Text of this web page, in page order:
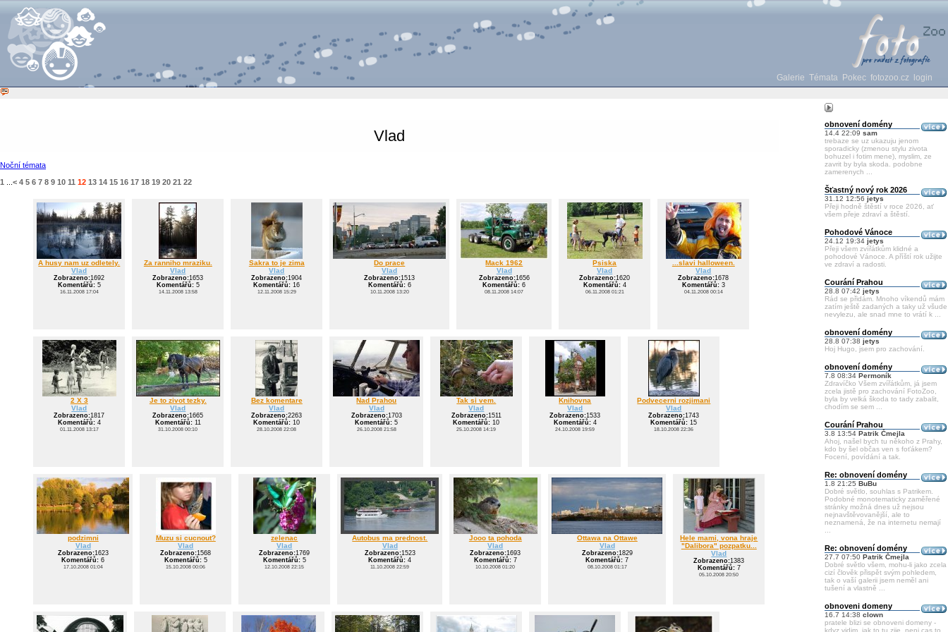
Galerie Témata Pokec fotozoo.cz login
obnovení domény
14.4 22:09 sam
trebaze se uz ukazuju jenom
sporadicky (zmenou stylu zivota
bohuzel i fotim mene), myslim, ze
zavrit by byla skoda. podobne
zamerenych ...
Šťastný nový rok 2026
31.12 12:56 jetys
Přeji hodně štěstí v roce 2026, ať
všem přeje zdraví a štěstí.
Pohodové Vánoce
24.12 19:34 jetys
Přeji všem zvířátkům klidné a
pohodové Vánoce. A příští rok užijte
ve zdraví a radosti.
Courání Prahou
28.8 07:42 jetys
Rád se přidám. Mnoho víkendů mám
zatím ještě zadaných a taky už všude
nevylezu, ale snad mne to vrátí k ...
obnovení domény
28.8 07:38 jetys
Hoj Hugo, jsem pro zachování.
obnovení domény
7.8 08:34 Permoník
Zdravíčko Všem zvířátkům, já jsem
zcela jistě pro zachování FotoZoo,
byla by velká škoda to tady zabalit,
chodím se sem ...
Courání Prahou
3.8 13:54 Patrik Čmejla
Ahoj, našel bych tu někoho z Prahy,
kdo by šel občas ven s foťákem?
Focení, povídání a tak.
Re: obnovení domény
1.8 21:25 BuBu
Dobré světlo, souhlas s Patrikem.
Podobné monotematicky zaměřené
stránky možná dnes už nejsou
nejnavštěvovanější, ale to
neznamená, že na internetu nemají
Re: obnovení domény
27.7 07:50 Patrik Čmejla
Dobré světlo všem, mohu-li jako zcela
cizí člověk přispět svým pohledem,
tak o vaší galerii jsem neměl ani
tušení a vlastně ...
obnoveni domeny
16.7 14:38 clown
pratele blizi se obnoveni domeny -
kdyz vidim, jak to tu zije, neni cas to
Vlad
Noční témata
1
< 4 5 6 7 8 9 10 11 12 13 14 15 16 17 18 19 20 21 22
A husy nam uz odletely.
Vlad
Zobrazeno:1692
Komentářů:5
16.11.2008 17:04
Za ranniho mraziku.
Vlad
Zobrazeno:1653
Komentářů:5
14.11.2008 13:58
Sakra to je zima
Vlad
Zobrazeno:1904
Komentářů: 16
12.11.2008 15:29
Do prace
Vlad
Zobrazeno:1513
Komentářů:6
10.11.2008 13:20
Mack 1962
Vlad
Zobrazeno:1656
Komentářů: 6
08.11.2008 14:07
Psiska
Vlad
Zobrazeno:1620
Komentářů:4
06.11.2008 01:21
...slavi halloween.
Vlad
Zobrazeno:1678
Komentářů:3
04.11.2008 00:14
2 X 3
Vlad
Zobrazeno:1817
Komentářů:4
01.11.2008 13:17
Je to zivot tezky.
Vlad
Zobrazeno:1665
Komentářů:11
31.10.2008 00:10
Bez komentare
Vlad
Zobrazeno:2263
Komentářů: 10
28.10.2008 22:08
Nad Prahou
Vlad
Zobrazeno:1703
Komentářů: 5
26.10.2008 21:58
Tak si vem.
Vlad
Zobrazeno:1511
Komentářů: 10
25.10.2008 14:19
Knihovna
Vlad
Zobrazeno:1533
Komentářů:4
24.10.2008 19:59
Podvecerni rozjimani
Vlad
Zobrazeno:1743
Komentářů: 15
18.10.2008 22:36
podzimni
Vlad
Zobrazeno:1623
Komentářů: 6
17.10.2008 01:04
Muzu si cucnout?
Vlad
Zobrazeno:1568
Komentářů:5
15.10.2008 00:06
zelenac
Vlad
Zobrazeno:1769
Komentářů:5
12.10.2008 22:15
Autobus ma prednost.
Vlad
Zobrazeno:1523
Komentářů: 4
11.10.2008 22:59
Jooo ta pohoda
Vlad
Zobrazeno:1693
Komentářů:7
10.10.2008 01:20
Ottawa na Ottawe
Vlad
Zobrazeno:1829
Komentářů: 7
08.10.2008 01:17
Hele mami, vona hraje
"Dalibora" pozpatku...
Vlad
Zobrazeno:1383
Komentářů:7
05.10.2008 20:50